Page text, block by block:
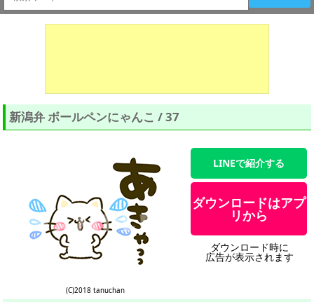
新潟弁 ボールペンにゃんこ / 37
(C)2018 tanuchan
LINEで紹介する
ダウンロードはアプ
リから
ダウンロード時に
広告が表示されます